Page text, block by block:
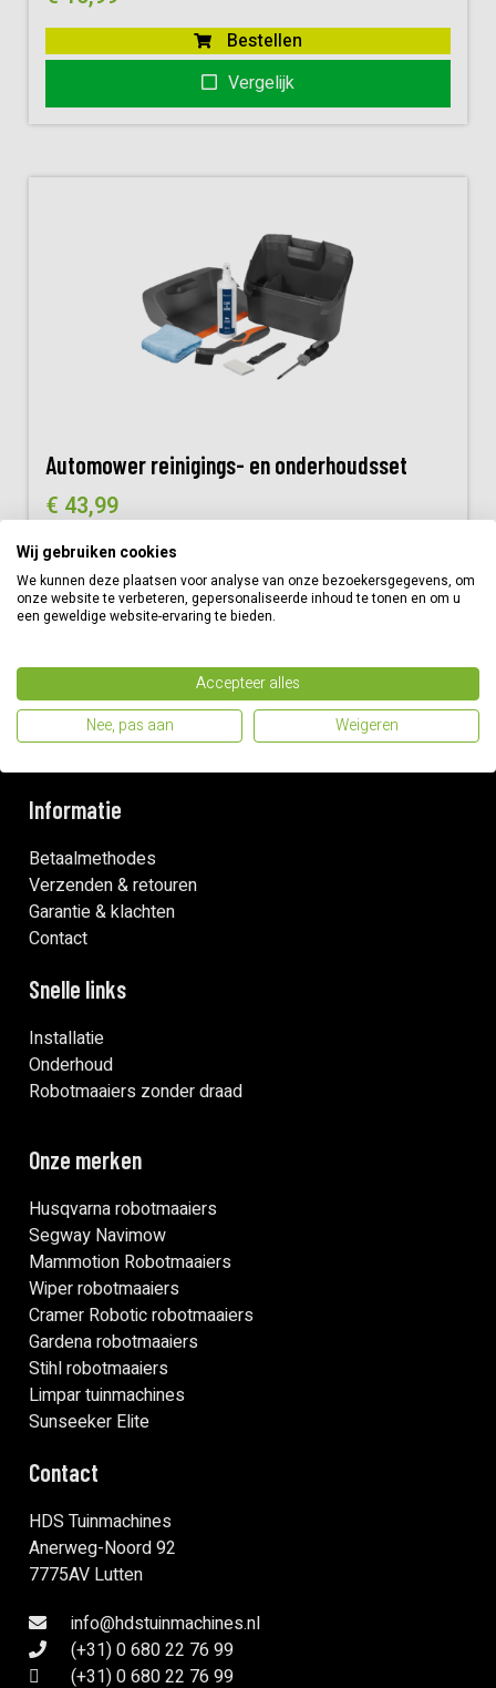
Bestellen
Vergelijk
Automower reinigings- en onderhoudsset
€ 43,99
Vergelijk
Informatie
Betaalmethodes
Verzenden & retouren
Garantie & klachten
Contact
Snelle links
Installatie
Onderhoud
Robotmaaiers zonder draad
Onze merken
Husqvarna robotmaaiers
Segway Navimow
Mammotion Robotmaaiers
Wiper robotmaaiers
Cramer Robotic robotmaaiers
Gardena robotmaaiers
Stihl robotmaaiers
Limpar tuinmachines
Sunseeker Elite
Contact
HDS Tuinmachines
Anerweg-Noord 92
7775AV Lutten
info@hdstuinmachines.nl
(+31) 0 680 22 76 99
(+31) 0 680 22 76 99
Wij gebruiken cookies
We kunnen deze plaatsen voor analyse van onze bezoekersgegevens, om
onze website te verbeteren, gepersonaliseerde inhoud te tonen en om u
een geweldige website-ervaring te bieden.
Accepteer alles
Nee, pas aan
Weigeren